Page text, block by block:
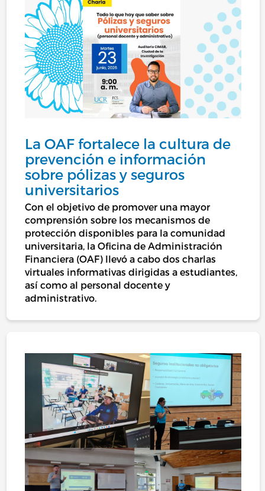
La OAF fortalece la cultura de
prevención e información
sobre pólizas y seguros
universitarios
Con el objetivo de promover una mayor
comprensión sobre los mecanismos de
protección disponibles para la comunidad
universitaria, la Oficina de Administración
Financiera (OAF) llevó a cabo dos charlas
virtuales informativas dirigidas a estudiantes,
así como al personal docente y
administrativo.